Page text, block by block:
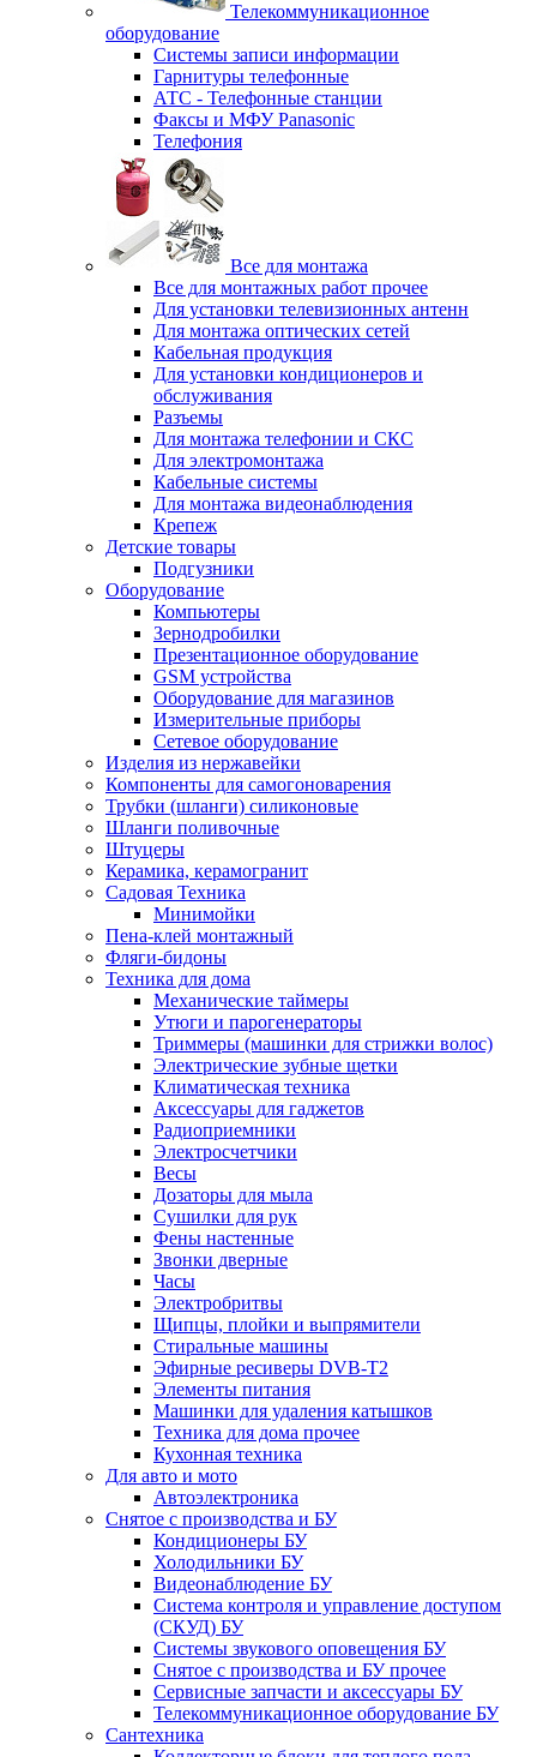
Телекоммуникационное
оборудование
Системы записи информации
Гарнитуры телефонные
АТС - Телефонные станции
Факсы и МФУ Panasonic
Телефония
Все для монтажа
Все для монтажных работ прочее
Для установки телевизионных антенн
Для монтажа оптических сетей
Кабельная продукция
Для установки кондиционеров и
обслуживания
Разъемы
Для монтажа телефонии и СКС
Для электромонтажа
Кабельные системы
Для монтажа видеонаблюдения
Крепеж
Детские товары
Подгузники
Оборудование
Компьютеры
Зернодробилки
Презентационное оборудование
GSM устройства
Оборудование для магазинов
Измерительные приборы
Сетевое оборудование
Изделия из нержавейки
Компоненты для самогоноварения
Трубки (шланги) силиконовые
Шланги поливочные
Штуцеры
Керамика, керамогранит
Садовая Техника
Минимойки
Пена-клей монтажный
Фляги-бидоны
Техника для дома
Механические таймеры
Утюги и парогенераторы
Триммеры (машинки для стрижки волос)
Электрические зубные щетки
Климатическая техника
Аксессуары для гаджетов
Радиоприемники
Электросчетчики
Весы
Дозаторы для мыла
Сушилки для рук
Фены настенные
Звонки дверные
Часы
Электробритвы
Щипцы, плойки и выпрямители
Стиральные машины
Эфирные ресиверы DVB-T2
Элементы питания
Машинки для удаления катышков
Техника для дома прочее
Кухонная техника
Для авто и мото
Автоэлектроника
Снятое с производства и БУ
Кондиционеры БУ
Холодильники БУ
Видеонаблюдение БУ
Система контроля и управление доступом
(СКУД) БУ
Системы звукового оповещения БУ
Снятое с производства и БУ прочее
Сервисные запчасти и аксессуары БУ
Телекоммуникационное оборудование БУ
Сантехника